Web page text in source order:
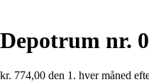
Depotrum nr.
kr. 774,00 den 1. hver måned